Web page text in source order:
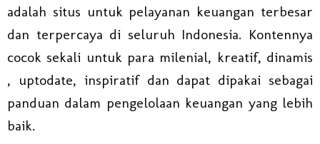
adalah situs untuk pelayanan keuangan terbesar
dan terpercaya di seluruh Indonesia. Kontennya
cocok sekali untuk para milenial, kreatif, dinamis
, uptodate, inspiratif dan dapat dipakai sebagai
panduan dalam pengelolaan keuangan yang lebih
baik.